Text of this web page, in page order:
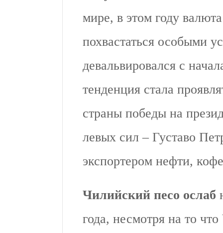
мире, в этом году
похвастаться особыми
девальвировался с
тенденция стала
страны победы на
левых сил – Густаво
экспортером нефти,
Чилийский песо ослаб
года, несмотря на то